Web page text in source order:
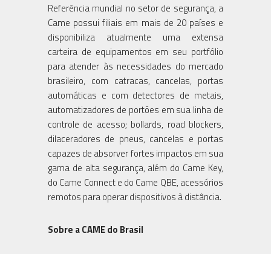
Referência mundial no setor de segurança, a
Came possui filiais em mais de 20 países e
disponibiliza atualmente uma extensa
carteira de equipamentos em seu portfólio
para atender às necessidades do mercado
brasileiro, com catracas, cancelas, portas
automáticas e com detectores de metais,
automatizadores de portões em sua linha de
controle de acesso; bollards, road blockers,
dilaceradores de pneus, cancelas e portas
capazes de absorver fortes impactos em sua
gama de alta segurança, além do Came Key,
do Came Connect e do Came QBE, acessórios
remotos para operar dispositivos à distância.
Sobre a CAME do Brasil